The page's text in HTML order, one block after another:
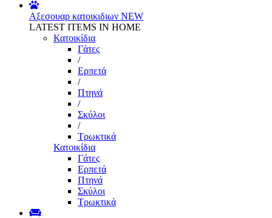
Αξεσουαρ κατοικιδιων NEW
LATEST ITEMS IN HOME
Κατοικίδια
Γάτες
/
Ερπετά
/
Πτηνά
/
Σκύλοι
/
Τρωκτικά
Κατοικίδια
Γάτες
Ερπετά
Πτηνά
Σκύλοι
Τρωκτικά